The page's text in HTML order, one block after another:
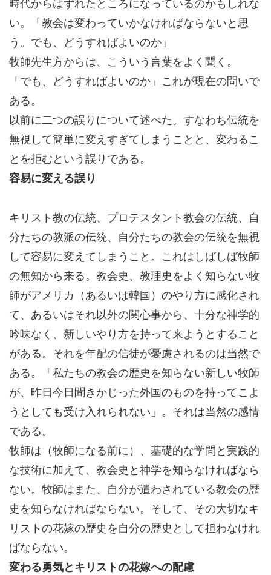
い。「教会は変わっていかなければならないと思
う。でも、どうすればよいのか」
牧師先生方からは、こういう言葉をよく聞く。
「でも、どうすればよいのか」これが現在の問いで
ある。
以前に二つの誤りについて述べた。すなわち伝統を
無視して簡単に変えすぎてしまうことと、変わるこ
とを拒むという誤りである。
容易に変える誤り
キリスト教の伝統、プロテスタント教会の伝統、自
分たちの教派の伝統、自分たちの教会の伝統を無視
して容易に変えてしまうこと。これはしばしば牧師
の無知から来る。教会史、教理史をよく知らない牧
師がアメリカ（あるいは韓国）のやり方に感化され
て、あるいはそれ以外の関心事から、十分な神学的
吟味なく、新しいやり方を持って来ようとすること
がある。それを年配の信徒が憂慮されるのは当然で
ある。「私たちの教会の歴史を知らない新しい牧師
が、昨日今日聞きかじった外国のものを持ってこよ
うとしても受け入れられない」。それは当然の感情
である。
牧師は（牧師になる前に）、基礎的な学問と実践的
な技術に加えて、教会史と神学を知らなければなら
ない。牧師はまた、自分が遣わされている教会の歴
史を知らなければならない。そして、その大切なキ
リストの花嫁の歴史を自分の歴史として担わなけれ
ばならない。
変わる勇気とキリストの花嫁への配慮